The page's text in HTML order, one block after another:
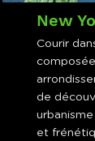
New
Courir
de
et